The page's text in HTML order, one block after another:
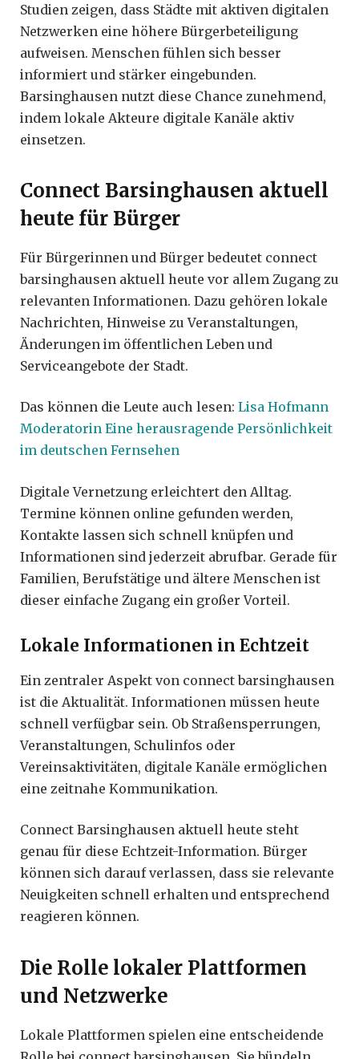
Studien zeigen, dass Städte mit aktiven digitalen
Netzwerken eine höhere Bürgerbeteiligung
aufweisen. Menschen fühlen sich besser
informiert und stärker eingebunden.
Barsinghausen nutzt diese Chance zunehmend,
indem lokale Akteure digitale Kanäle aktiv
einsetzen.
Connect Barsinghausen aktuell
heute für Bürger
Für Bürgerinnen und Bürger bedeutet connect
barsinghausen aktuell heute vor allem Zugang zu
relevanten Informationen. Dazu gehören lokale
Nachrichten, Hinweise zu Veranstaltungen,
Änderungen im öffentlichen Leben und
Serviceangebote der Stadt.
Das können die Leute auch lesen: Lisa Hofmann
Moderatorin Eine herausragende Persönlichkeit
im deutschen Fernsehen
Digitale Vernetzung erleichtert den Alltag.
Termine können online gefunden werden,
Kontakte lassen sich schnell knüpfen und
Informationen sind jederzeit abrufbar. Gerade für
Familien, Berufstätige und ältere Menschen ist
dieser einfache Zugang ein großer Vorteil.
Lokale Informationen in Echtzeit
Ein zentraler Aspekt von connect barsinghausen
ist die Aktualität. Informationen müssen heute
schnell verfügbar sein. Ob Straßensperrungen,
Veranstaltungen, Schulinfos oder
Vereinsaktivitäten, digitale Kanäle ermöglichen
eine zeitnahe Kommunikation.
Connect Barsinghausen aktuell heute steht
genau für diese Echtzeit-Information. Bürger
können sich darauf verlassen, dass sie relevante
Neuigkeiten schnell erhalten und entsprechend
reagieren können.
Die Rolle lokaler Plattformen
und Netzwerke
Lokale Plattformen spielen eine entscheidende